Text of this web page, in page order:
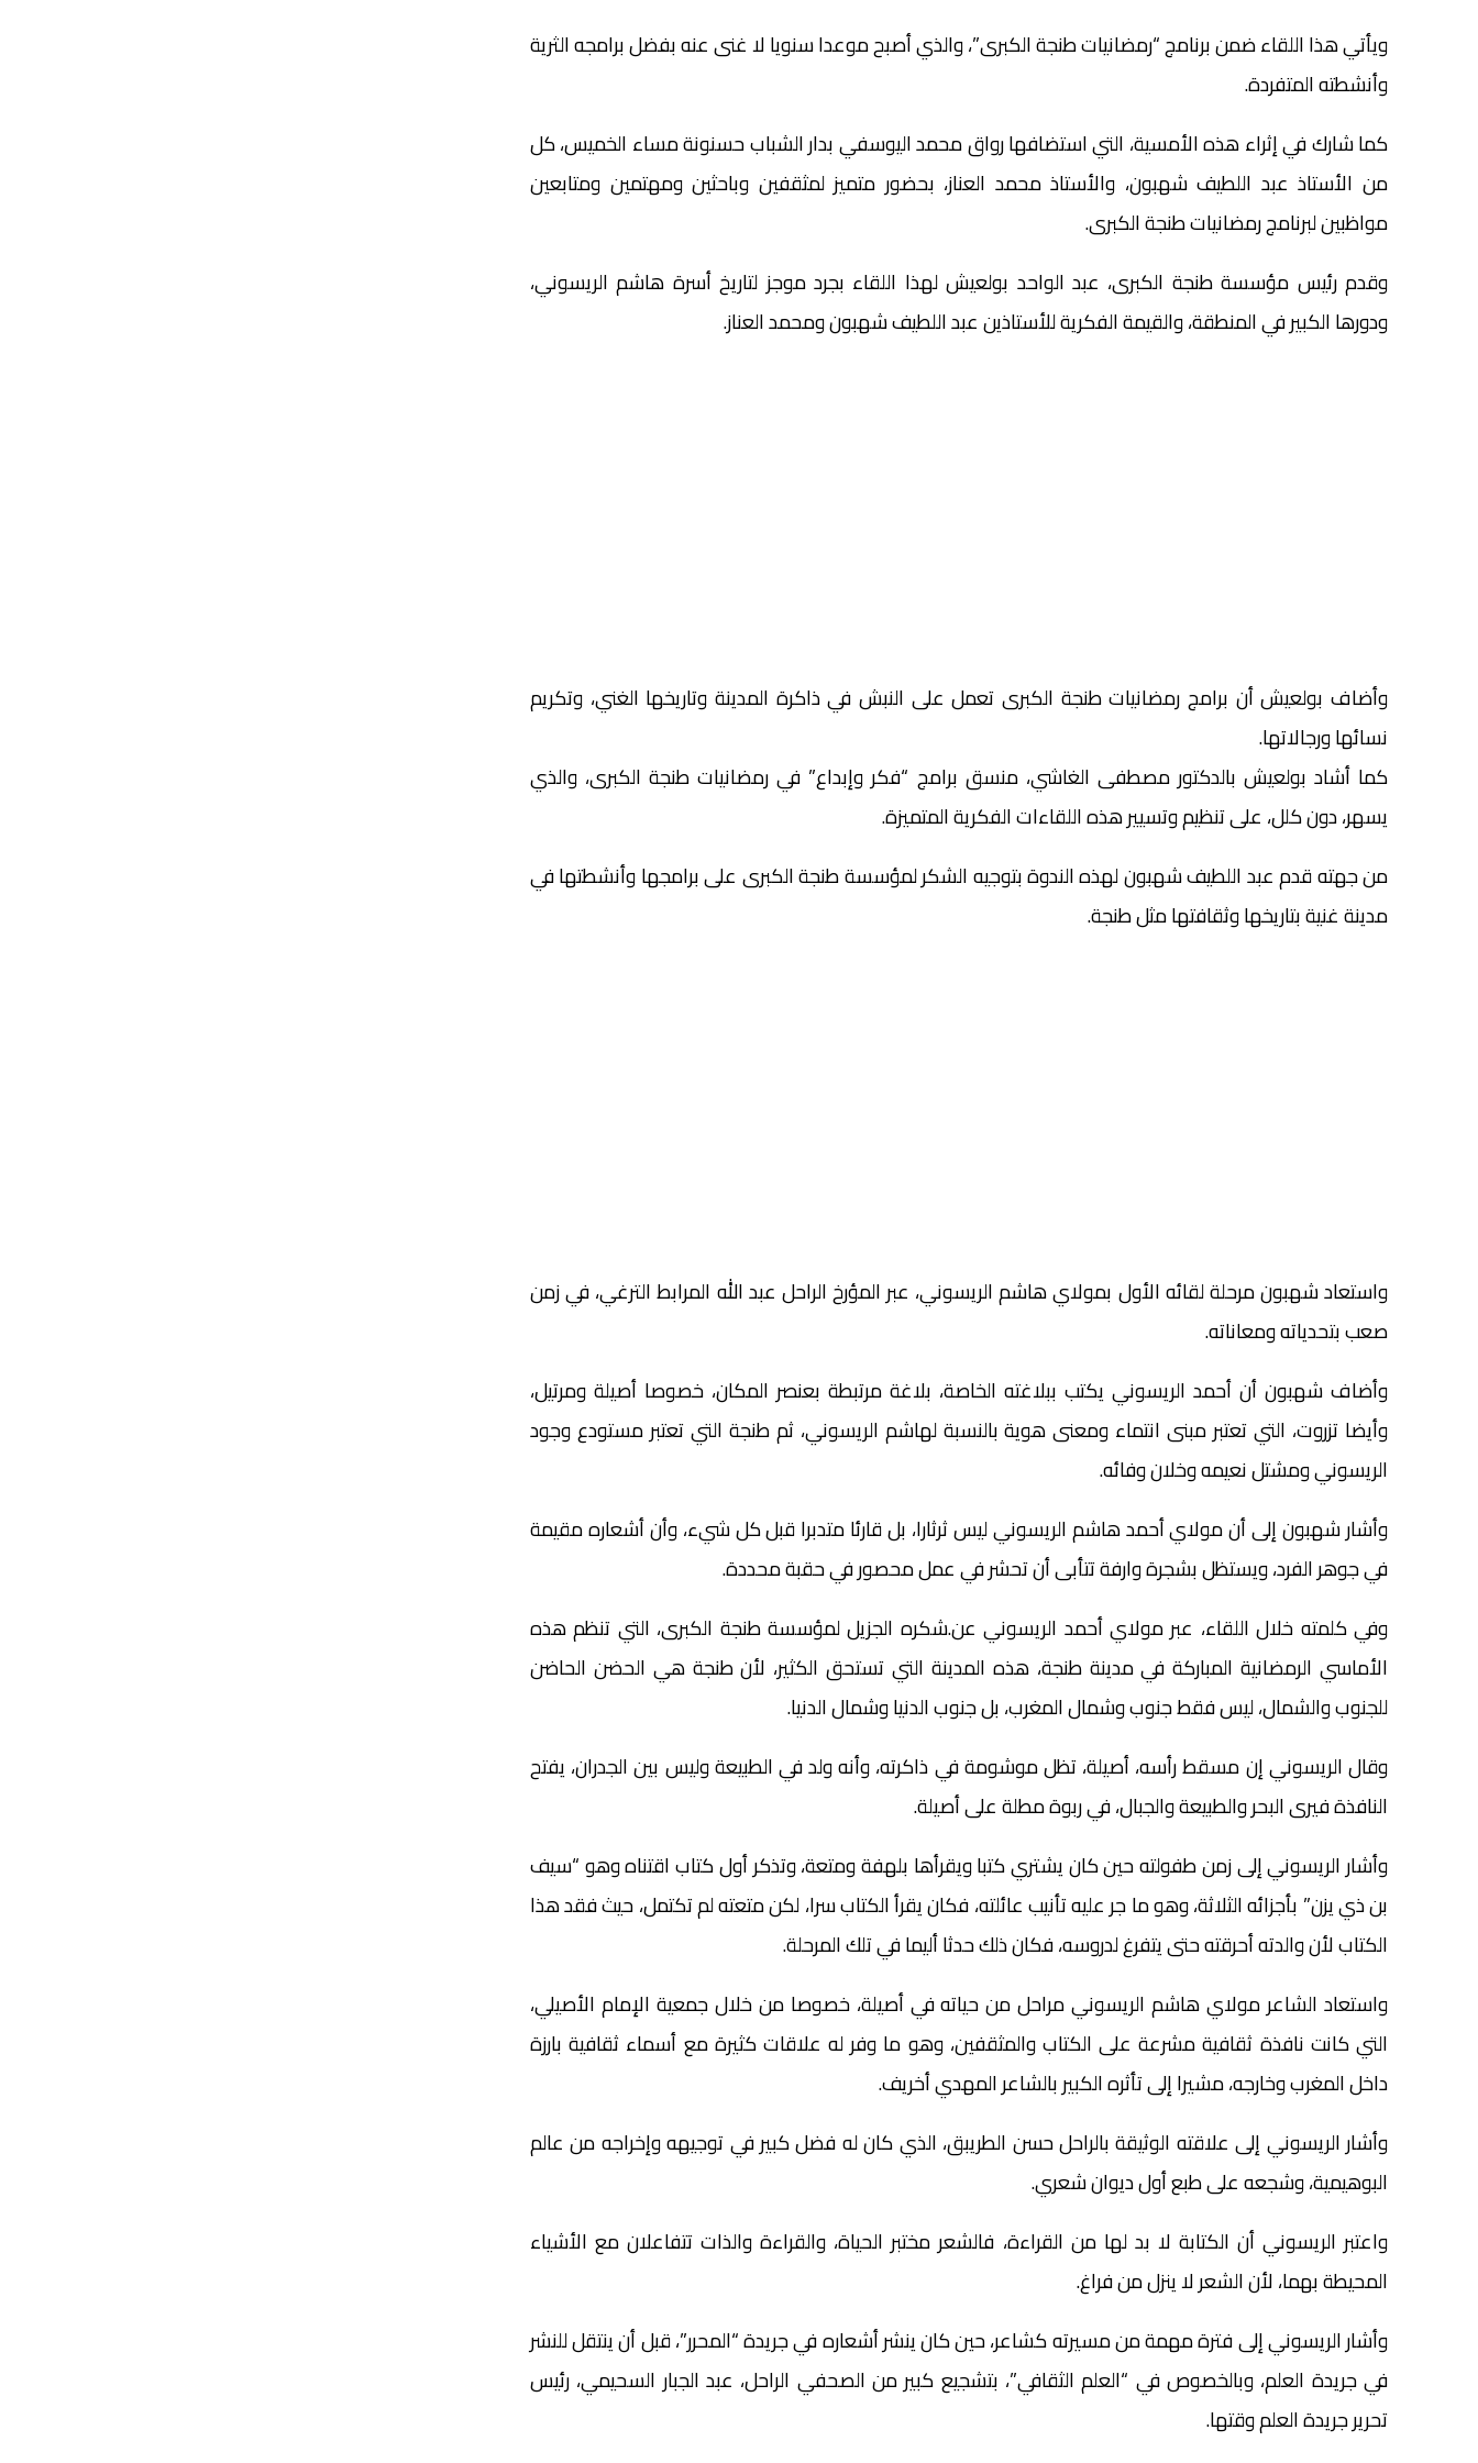
ويأتي هذا اللقاء ضمن برنامج “رمضانيات طنجة الكبرى”، والذي أصبح موعدا سنويا لا غنى عنه بفضل برامجه الثرية
وأنشطته المتفردة.
كما شارك في إثراء هذه الأمسية، التي استضافها رواق محمد اليوسفي بدار الشباب حسنونة مساء الخميس، كل
من الأستاذ عبد اللطيف شهبون، والأستاذ محمد العناز، بحضور متميز لمثقفين وباحثين ومهتمين ومتابعين
مواظبين لبرنامج رمضانيات طنجة الكبرى.
وقدم رئيس مؤسسة طنجة الكبرى، عبد الواحد بولعيش لهذا اللقاء بجرد موجز لتاريخ أسرة هاشم الريسوني،
ودورها الكبير في المنطقة، والقيمة الفكرية للأستاذين عبد اللطيف شهبون ومحمد العناز.
وأضاف بولعيش أن برامج رمضانيات طنجة الكبرى تعمل على النبش في ذاكرة المدينة وتاريخها الغني، وتكريم
نسائها ورجالاتها.
كما أشاد بولعيش بالدكتور مصطفى الغاشي، منسق برامج “فكر وإبداع” في رمضانيات طنجة الكبرى، والذي
يسهر، دون كلل، على تنظيم وتسيير هذه اللقاءات الفكرية المتميزة.
من جهته قدم عبد اللطيف شهبون لهذه الندوة بتوجيه الشكر لمؤسسة طنجة الكبرى على برامجها وأنشطتها في
مدينة غنية بتاريخها وثقافتها مثل طنجة.
واستعاد شهبون مرحلة لقائه الأول بمولاي هاشم الريسوني، عبر المؤرخ الراحل عبد الله المرابط الترغي، في زمن
صعب بتحدياته ومعاناته.
وأضاف شهبون أن أحمد الريسوني يكتب ببلاغته الخاصة، بلاغة مرتبطة بعنصر المكان، خصوصا أصيلة ومرتيل،
وأيضا تزروت، التي تعتبر مبنى انتماء ومعنى هوية بالنسبة لهاشم الريسوني، ثم طنجة التي تعتبر مستودع وجود
الريسوني ومشتل نعيمه وخلان وفائه.
وأشار شهبون إلى أن مولاي أحمد هاشم الريسوني ليس ثرثارا، بل قارئا متدبرا قبل كل شيء، وأن أشعاره مقيمة
في جوهر الفرد، ويستظل بشجرة وارفة تتأبى أن تحشر في عمل محصور في حقبة محددة.
وفي كلمته خلال اللقاء، عبر مولاي أحمد الريسوني عن.شكره الجزيل لمؤسسة طنجة الكبرى، التي تنظم هذه
الأماسي الرمضانية المباركة في مدينة طنجة، هذه المدينة التي تستحق الكثير، لأن طنجة هي الحضن الحاضن
للجنوب والشمال، ليس فقط جنوب وشمال المغرب، بل جنوب الدنيا وشمال الدنيا.
وقال الريسوني إن مسقط رأسه، أصيلة، تظل موشومة في ذاكرته، وأنه ولد في الطبيعة وليس بين الجدران، يفتح
النافذة فيرى البحر والطبيعة والجبال، في ربوة مطلة على أصيلة.
وأشار الريسوني إلى زمن طفولته حين كان يشتري كتبا ويقرأها بلهفة ومتعة، وتذكر أول كتاب اقتناه وهو “سيف
بن ذي يزن” بأجزائه الثلاثة، وهو ما جر عليه تأنيب عائلته، فكان يقرأ الكتاب سرا، لكن متعته لم تكتمل، حيث فقد هذا
الكتاب لأن والدته أحرقته حتى يتفرغ لدروسه، فكان ذلك حدثا أليما في تلك المرحلة.
واستعاد الشاعر مولاي هاشم الريسوني مراحل من حياته في أصيلة، خصوصا من خلال جمعية الإمام الأصيلي،
التي كانت نافذة ثقافية مشرعة على الكتاب والمثقفين، وهو ما وفر له علاقات كثيرة مع أسماء ثقافية بارزة
داخل المغرب وخارجه، مشيرا إلى تأثره الكبير بالشاعر المهدي أخريف.
وأشار الريسوني إلى علاقته الوثيقة بالراحل حسن الطريبق، الذي كان له فضل كبير في توجيهه وإخراجه من عالم
البوهيمية، وشجعه على طبع أول ديوان شعري.
واعتبر الريسوني أن الكتابة لا بد لها من القراءة، فالشعر مختبر الحياة، والقراءة والذات تتفاعلان مع الأشياء
المحيطة بهما، لأن الشعر لا ينزل من فراغ.
وأشار الريسوني إلى فترة مهمة من مسيرته كشاعر، حين كان ينشر أشعاره في جريدة “المحرر”، قبل أن ينتقل للنشر
في جريدة العلم، وبالخصوص في “العلم الثقافي”، بتشجيع كبير من الصحفي الراحل، عبد الجبار السحيمي، رئيس
تحرير جريدة العلم وقتها.